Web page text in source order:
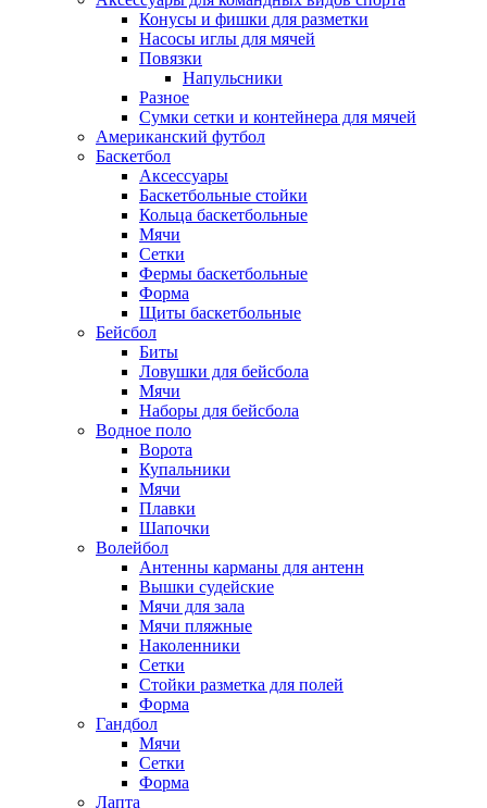
Конусы и фишки для разметки
Насосы иглы для мячей
Повязки
Напульсники
Разное
Сумки сетки и контейнера для мячей
Американский футбол
Баскетбол
Аксессуары
Баскетбольные стойки
Кольца баскетбольные
Мячи
Сетки
Фермы баскетбольные
Форма
Щиты баскетбольные
Бейсбол
Биты
Ловушки для бейсбола
Мячи
Наборы для бейсбола
Водное поло
Ворота
Купальники
Мячи
Плавки
Шапочки
Волейбол
Антенны карманы для антенн
Вышки судейские
Мячи для зала
Мячи пляжные
Наколенники
Сетки
Стойки разметка для полей
Форма
Гандбол
Мячи
Сетки
Форма
Лапта